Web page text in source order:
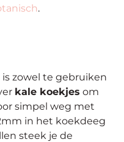
.
zowel te gebruiken
kale koekjes om
simpel weg met
in het koekdeeg
steek je de